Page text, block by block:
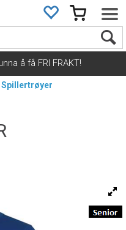
å få FRI FRAKT!
Spillertrøyer